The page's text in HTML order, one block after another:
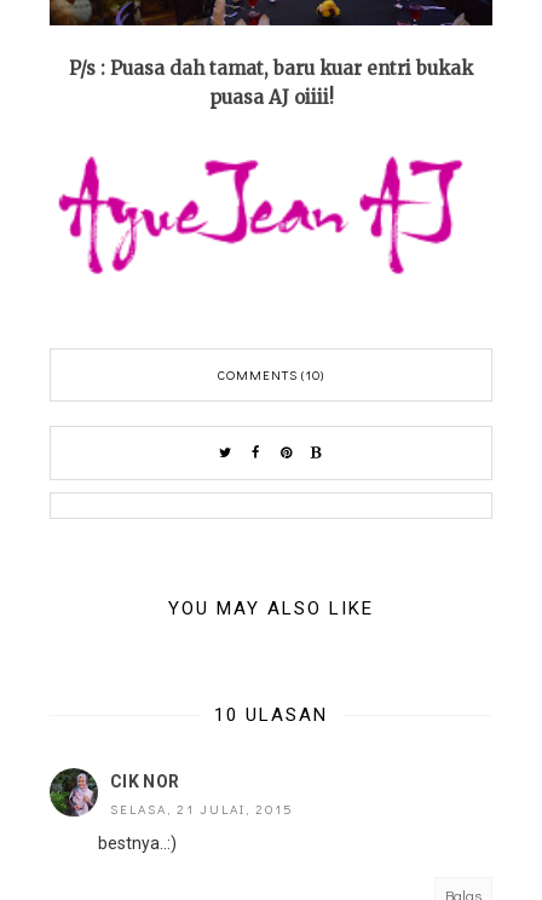
P/s : Puasa dah tamat, baru kuar entri bukak
puasa AJ oiiii!
COMMENTS (10)
YOU MAY ALSO LIKE
10 ULASAN
CIK NOR
SELASA, 21 JULAI, 2015
bestnya..:)
Balas